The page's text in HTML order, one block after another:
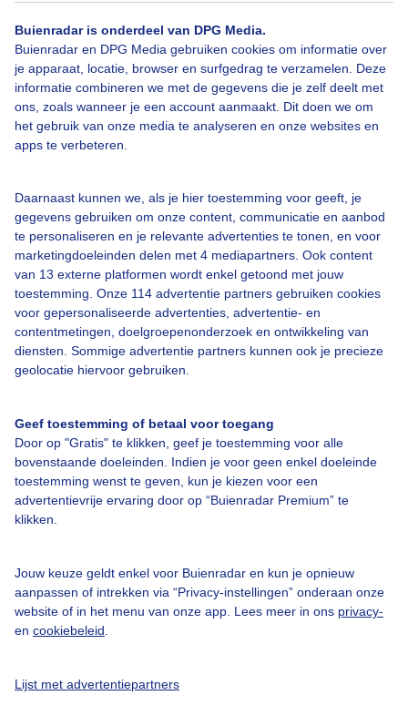
Buienradar is onderdeel van DPG Media.
Buienradar en DPG Media gebruiken cookies om informatie over
je apparaat, locatie, browser en surfgedrag te verzamelen. Deze
informatie combineren we met de gegevens die je zelf deelt met
ons, zoals wanneer je een account aanmaakt. Dit doen we om
het gebruik van onze media te analyseren en onze websites en
apps te verbeteren.
Daarnaast kunnen we, als je hier toestemming voor geeft, je
gegevens gebruiken om onze content, communicatie en aanbod
te personaliseren en je relevante advertenties te tonen, en voor
marketingdoeleinden delen met 4 mediapartners. Ook content
van 13 externe platformen wordt enkel getoond met jouw
toestemming. Onze 114 advertentie partners gebruiken cookies
voor gepersonaliseerde advertenties, advertentie- en
contentmetingen, doelgroepenonderzoek en ontwikkeling van
diensten. Sommige advertentie partners kunnen ook je precieze
geolocatie hiervoor gebruiken.
Geef toestemming of betaal voor toegang
Door op "Gratis" te klikken, geef je toestemming voor alle
bovenstaande doeleinden. Indien je voor geen enkel doeleinde
toestemming wenst te geven, kun je kiezen voor een
advertentievrije ervaring door op “Buienradar Premium” te
klikken.
Jouw keuze geldt enkel voor Buienradar en kun je opnieuw
aanpassen of intrekken via “Privacy-instellingen” onderaan onze
website of in het menu van onze app. Lees meer in ons privacy-
en cookiebeleid
Lijst met advertentiepartners
Mist Gebrandytoren
Een moment geduld aub...
Over Buienradar
Bedrijfsgegevens
Veelgestelde vragen
Toegankelijkheid
Gebruikersvoorwaarden
Adverteren